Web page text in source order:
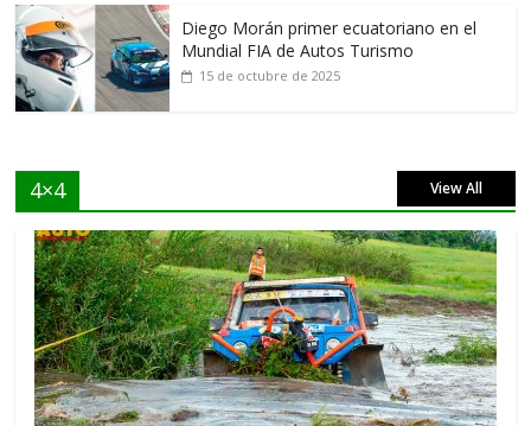
Diego Morán primer ecuatoriano en el
Mundial FIA de Autos Turismo
15 de octubre de 2025
4×4 View All